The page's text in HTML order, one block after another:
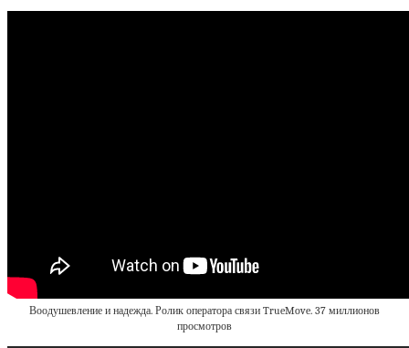
Воодушевление и надежда. Ролик оператора связи TrueMove. 37 миллионов
просмотров